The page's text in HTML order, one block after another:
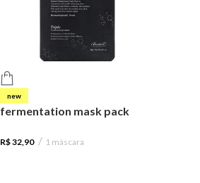
new
fermentation mask pack
R$32,90 1 máscara